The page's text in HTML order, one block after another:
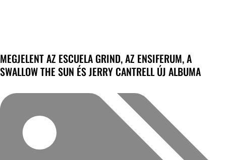
MEGJELENT AZ ESCUELA GRIND, AZ ENSIFERUM, A
SWALLOW THE SUN ÉS JERRY CANTRELL ÚJ ALBUMA